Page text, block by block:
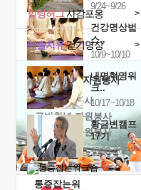
9/24~9/26
건강명상법
스..
10/9~10/10
내면혁명워
크..
10/17~10/18
황금변캠프
17기
10/30~10/31
통증잡는워
예술치유걷기명상 >
힐링허그사감포옹 >
'옹달샘의 꽃'자원봉사
· 청년 자원봉사
· 금빛청년 자원봉사
· 음식연구 자원봉사